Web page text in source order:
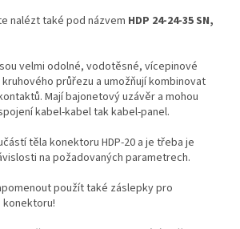
nalézt také pod názvem HDP 24-24-35 SN,
velmi odolné, vodotěsné, vícepinové
průřezu a umožňují kombinovat
Mají bajonetový uzávěr a mohou
kabel-kabel tak kabel-panel.
těla konektoru HDP-20 a je třeba je
na požadovaných parametrech.
použít také záslepky pro